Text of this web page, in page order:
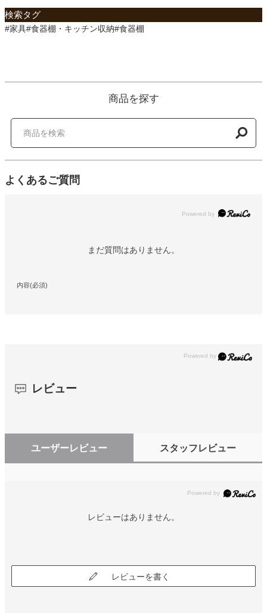
検索タグ
#家具#食器棚・キッチン収納#食器棚
商品を探す
よくあるご質問
Powered by
まだ質問はありません。
内容(必須)
レビュー
ユーザーレビュー スタッフレビュー
レビューはありません。
レビューを書く